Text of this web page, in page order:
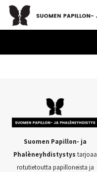
Suomen Papillon- ja
Phalèneyhdistystys tarjoaa
rotutietoutta papilloneista ja